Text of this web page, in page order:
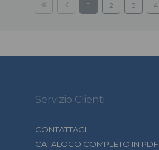
1 2 3 4
Servizio Clienti
CONTATTACI
CATALOGO COMPLETO IN PDF